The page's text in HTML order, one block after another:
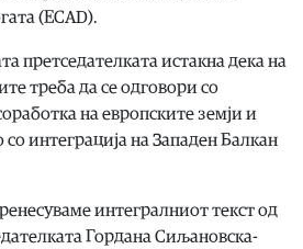
(ECAD).
претседателката истакна дека на
треба да се одговори со
на европските земји и
интеграција на Западен Балкан
интегралниот текст од
Гордана Сиљановска-